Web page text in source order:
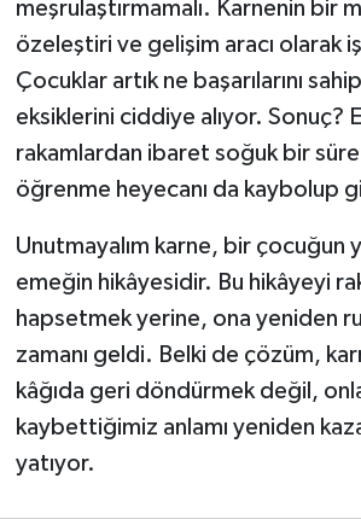
meşrulaştırmamalı. Karnenin bir
özeleştiri ve gelişim aracı olarak
Çocuklar artık ne başarılarını
eksiklerini ciddiye alıyor. Sonuç?
rakamlardan ibaret soğuk bir
öğrenme heyecanı da kaybolup
Unutmayalım karne, bir çocuğun
emeğin hikâyesidir. Bu hikâyeyi
hapsetmek yerine, ona yeniden
zamanı geldi. Belki de çözüm,
kâğıda geri döndürmek değil,
kaybettiğimiz anlamı yeniden
yatıyor.